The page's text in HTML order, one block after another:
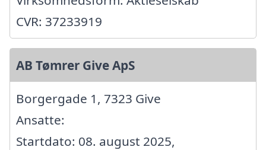
CVR: 37233919
AB Tømrer Give ApS
Borgergade 1, 7323 Give
Ansatte:
Startdato: 08. august 2025,